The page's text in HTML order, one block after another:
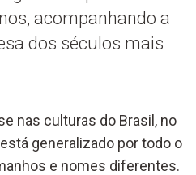
acompanhando a
dos séculos mais
nas culturas do Brasil, no
generalizado por todo o
e nomes diferentes.